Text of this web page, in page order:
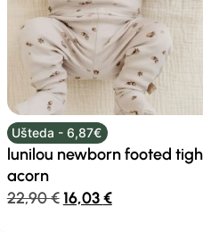
Ušteda - 6,87€
lunilou newborn footed
acorn
22,90€16,03€